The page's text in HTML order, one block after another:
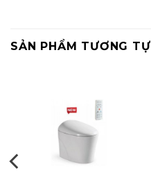
SẢN PHẨM TƯƠNG TỰ